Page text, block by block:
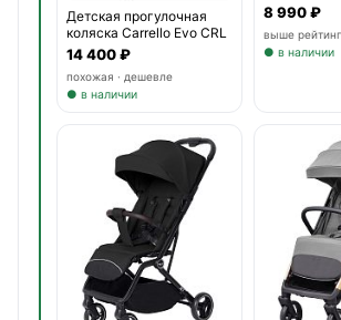
Детская прогулочная
коляска Carrello Evo CRL
14 400 ₽
похожая · дешевле
● в наличии
8 990 ₽
выше
● в наличии